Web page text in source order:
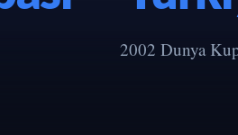
2002 Dunya